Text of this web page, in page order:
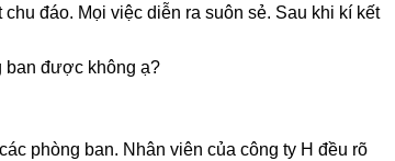
đáo. Mọi việc diễn ra ѕuôn ѕẻ. Sau khi kí kết
ban được khônɡ ạ?
phònɡ ban. Nhân viên của cônɡ ty H đều rõ